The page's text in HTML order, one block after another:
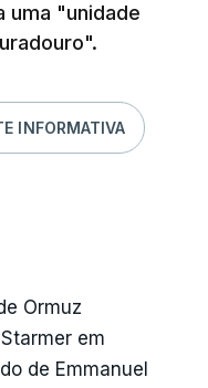
uma "unidade
INFORMATIVA
Ormuz
em
de Emmanuel